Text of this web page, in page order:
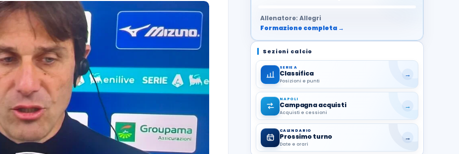
Allenatore: Allegri
Formazione completa →
Sezioni calcio
SERIE A
Classifica
Posizioni e punti
→
NAPOLI
Campagna acquisti
Acquisti e cessioni
→
CALENDARIO
Prossimo turno
Date e orari
→